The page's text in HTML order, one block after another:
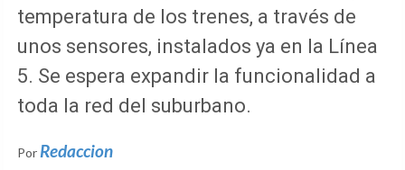
temperatura de los trenes, a través de
unos sensores, instalados ya en la Línea
5. Se espera expandir la funcionalidad a
toda la red del suburbano.
Por Redaccion